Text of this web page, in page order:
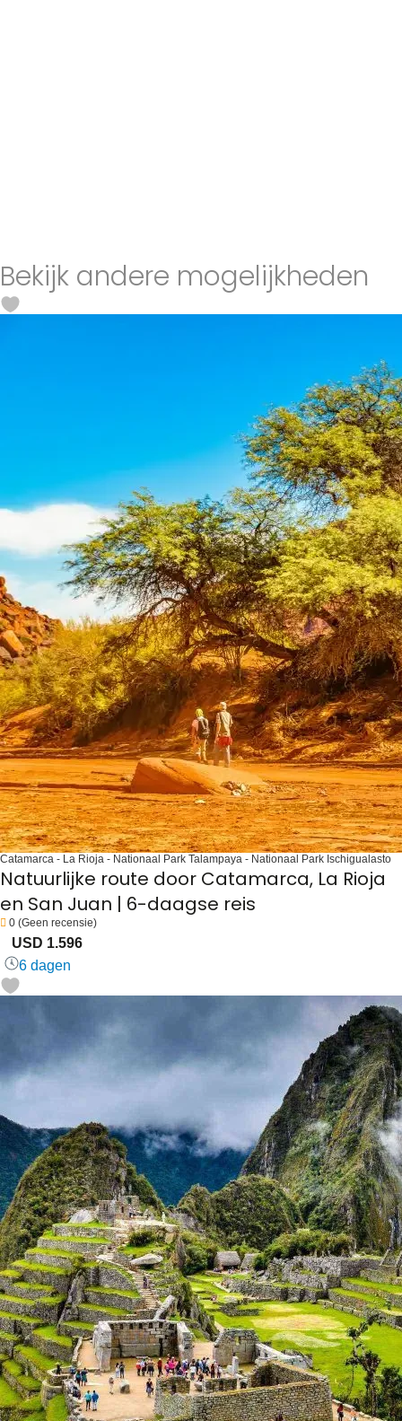
Bekijk andere mogelijkheden
Catamarca - La Rioja - Nationaal Park Talampaya - Nationaal Park Ischigualasto
Natuurlijke route door Catamarca, La Rioja
en San Juan | 6-daagse reis
0 (Geen recensie)
USD 1.596
6 dagen